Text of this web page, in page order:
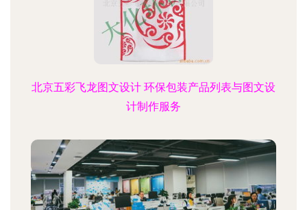
北京五彩飞龙图文设计 环保包装产品列表与图文设
计制作服务